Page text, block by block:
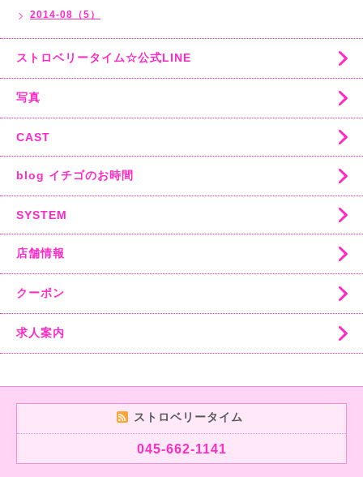
2014-08（5）
ストロベリータイム☆公式LINE
写真
CAST
blog イチゴのお時間
SYSTEM
店舗情報
クーポン
求人案内
ストロベリータイム
045-662-1141